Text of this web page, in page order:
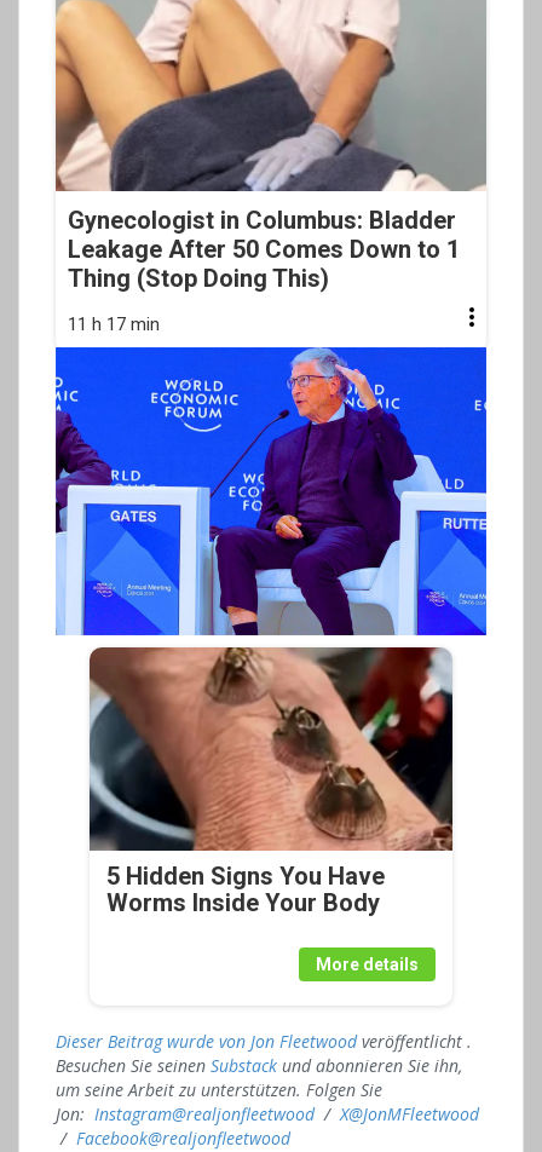
Gynecologist in Columbus: Bladder
Leakage After 50 Comes Down to 1
Thing (Stop Doing This)
11 h 17 min
5 Hidden Signs You Have
Worms Inside Your Body
More details
Dieser Beitrag wurde von Jon Fleetwoodveröffentlicht .
Besuchen Sie seinen Substack und abonnieren Sie ihn,
um seine Arbeit zu unterstützen. Folgen Sie
Jon: Instagram@realjonfleetwood/X@JonMFleetwood
/ Facebook@realjonfleetwood